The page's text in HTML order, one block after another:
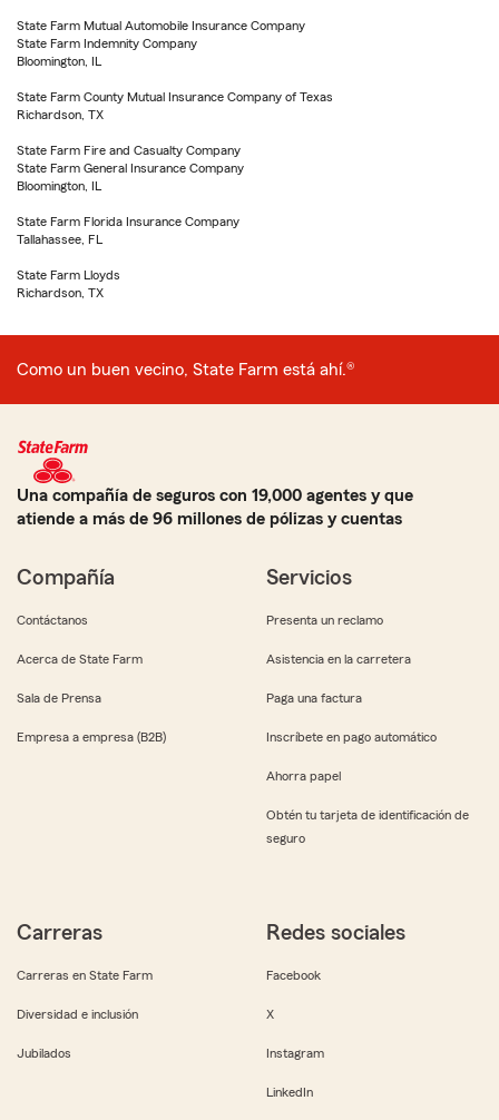
State Farm Mutual Automobile Insurance Company
State Farm Indemnity Company
Bloomington, IL
State Farm County Mutual Insurance Company of Texas
Richardson, TX
State Farm Fire and Casualty Company
State Farm General Insurance Company
Bloomington, IL
State Farm Florida Insurance Company
Tallahassee, FL
State Farm Lloyds
Richardson, TX
Como un buen vecino, State Farm está ahí.®
Una compañía de seguros con 19,000 agentes y que
atiende a más de 96 millones de pólizas y cuentas
Compañía
Contáctanos
Acerca de State Farm
Sala de Prensa
Empresa a empresa (B2B)
Servicios
Presenta un reclamo
Asistencia en la carretera
Paga una factura
Inscríbete en pago automático
Ahorra papel
Obtén tu tarjeta de identificación de
seguro
Carreras
Carreras en State Farm
Diversidad e inclusión
Jubilados
Redes sociales
Facebook
X
Instagram
LinkedIn